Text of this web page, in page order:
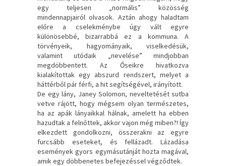
egy teljesen „normális” közösség
mindennapjairól olvasok. Aztán ahogy haladtam
előre a cselekménybe úgy vált egyre
különösebbé, bizarrabbá ez a kommuna. A
törvényeik, hagyományaik, viselkedésük,
valamint utódaik „nevelése” mindjobban
megdöbbentett. Az Őseikre hivatkozva
kialakítottak egy abszurd rendszert, melyet a
háttérből pár férfi, a hit segítségével, irányított.
De egy lány, Janey Solomon, neveltetését sutba
vetve rájött, hogy mégsem olyan természetes,
ha az apák lányaikkal hálnak, amelett ha ebben
hazudtak a felnőttek, akkor vajon még miben?! Így
elkezdett gondolkozni, összerakni az egyre
furcsább eseteket, és fellázadt. Lázadása
események gyors egymásutánját hozta magával,
amik egy döbbenetes befejezéssel végződtek.